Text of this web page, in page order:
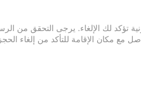
تؤكد لك الإلغاء. يرجى التحقق من